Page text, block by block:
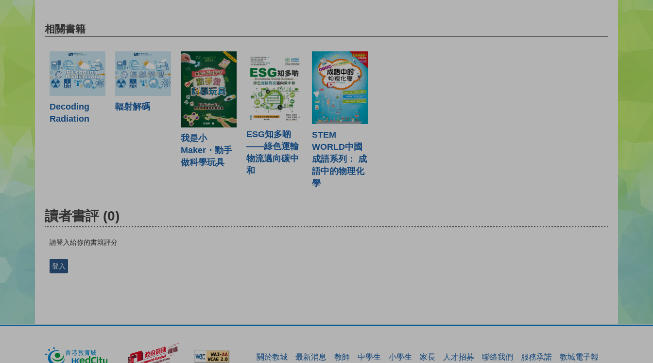
相關書籍
Decoding
Radiation
輻射解碼
我是小
Maker・動手
做科學玩具
ESG知多啲
——綠色運輸
物流邁向碳中
和
STEM
WORLD中國
成語系列： 成
語中的物理化
學
讀者書評 (0)
請登入給你的書籍評分
登入
關於教城 最新消息 教師 中學生 小學生 家長 人才招募 聯絡我們 服務承諾 教城電子報